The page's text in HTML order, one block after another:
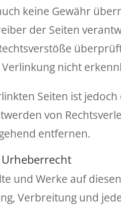
keine Gewähr
der Seiten
nicht
Seiten ist
von
entfernen.
Urheberrecht
und Werke auf
Verbreitung und